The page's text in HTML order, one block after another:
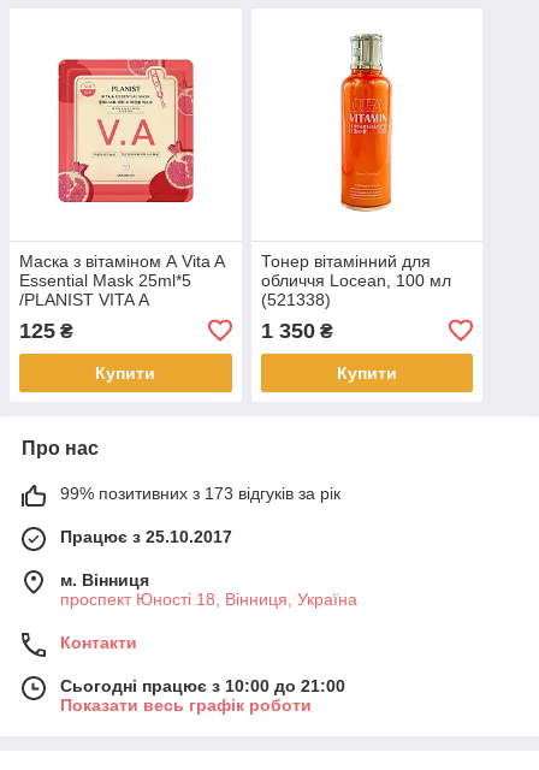
Маска з вітаміном А Vita A
Essential Mask 25ml*5
/PLANIST VITA А
ESSENTIAL MASK PACK
125мл * 5 шт
125 ₴
Купити
Тонер вітамінний для
обличчя Locean, 100 мл
(521338)
1 350₴
Купити
Про нас
99% позитивних з 173 відгуків за рік
Працює з 25.10.2017
м. Вінниця
проспект Юності 18, Вінниця, Україна
Контакти
Сьогодні працює з 10:00 до 21:00
Показати весь графік роботи